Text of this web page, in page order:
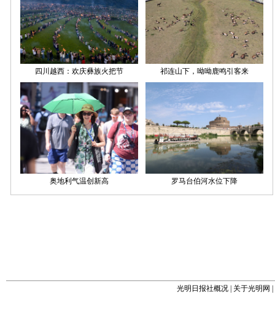
光明日报社概况 关于光明网